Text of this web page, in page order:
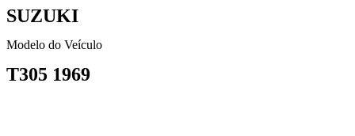
SUZUKI
Modelo do Veículo
T305 1969